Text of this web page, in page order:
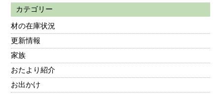
カテゴリー
材の在庫状況
更新情報
家族
おたより紹介
お出かけ